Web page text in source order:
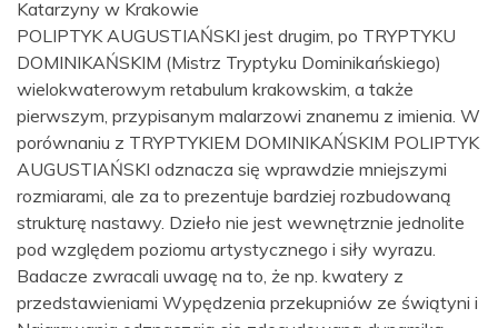
Katarzyny w Krakowie
POLIPTYK AUGUSTIAŃSKI jest drugim, po TRYPTYKU
DOMINIKAŃSKIM (Mistrz Tryptyku Dominikańskiego)
wielokwaterowym retabulum krakowskim, a także
pierwszym, przypisanym malarzowi znanemu z imienia. W
porównaniu z TRYPTYKIEM DOMINIKAŃSKIM POLIPTYK
AUGUSTIAŃSKI odznacza się wprawdzie mniejszymi
rozmiarami, ale za to prezentuje bardziej rozbudowaną
strukturę nastawy. Dzieło nie jest wewnętrznie jednolite
pod względem poziomu artystycznego i siły wyrazu.
Badacze zwracali uwagę na to, że np. kwatery z
przedstawieniami Wypędzenia przekupniów ze świątyni i